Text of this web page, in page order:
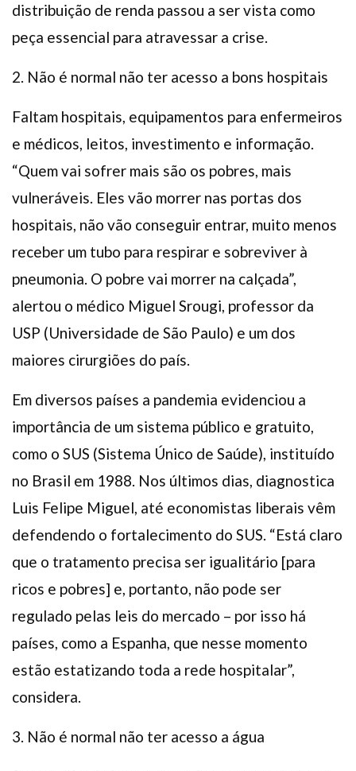
distribuição de renda passou a ser vista como
peça essencial para atravessar a crise.
2. Não é normal não ter acesso a bons hospitais
Faltam hospitais, equipamentos para enfermeiros
e médicos, leitos, investimento e informação.
“Quem vai sofrer mais são os pobres, mais
vulneráveis. Eles vão morrer nas portas dos
hospitais, não vão conseguir entrar, muito menos
receber um tubo para respirar e sobreviver à
pneumonia. O pobre vai morrer na calçada”,
alertou o médico Miguel Srougi, professor da
USP (Universidade de São Paulo) e um dos
maiores cirurgiões do país.
Em diversos países a pandemia evidenciou a
importância de um sistema público e gratuito,
como o SUS (Sistema Único de Saúde), instituído
no Brasil em 1988. Nos últimos dias, diagnostica
Luis Felipe Miguel, até economistas liberais vêm
defendendo o fortalecimento do SUS. “Está claro
que o tratamento precisa ser igualitário [para
ricos e pobres] e, portanto, não pode ser
regulado pelas leis do mercado – por isso há
países, como a Espanha, que nesse momento
estão estatizando toda a rede hospitalar”,
considera.
3. Não é normal não ter acesso a água